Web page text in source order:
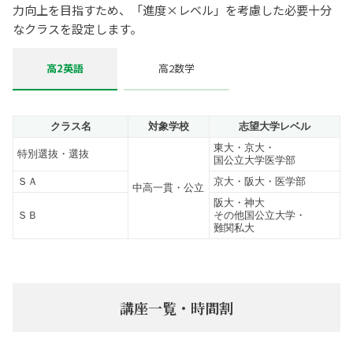
力向上を目指すため、「進度×レベル」を考慮した必要十分
なクラスを設定します。
高2英語 高2数学
クラス名 対象学校 志望大学レベル
特別選抜・ 選抜
中高一貫・ 公立
東大・京大・
国公立大学医学部
ＳＡ
京大・阪大・ 医学部
ＳＢ
阪大・神大
その他国公立大学 ・
難関私大
講座一覧・時間割